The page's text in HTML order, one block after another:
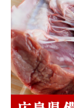
メディア情報
特定商法取引に
お問い合わせ